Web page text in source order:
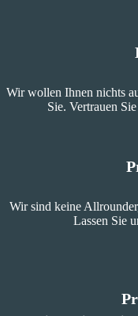
Wir wollen Ihnen nichts
Sie. Vertrauen
Wir sind keine
Lassen Sie